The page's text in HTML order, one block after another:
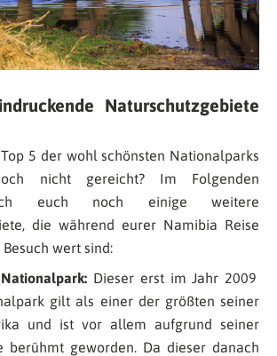
Naturschutzgebiete
5 der wohl schönsten Nationalparks
nicht gereicht? Im Folgenden
euch noch einige weitere
die während eurer Namibia Reise
wert sind:
Dieser erst im Jahr 2009
gilt als einer der größten seiner
und ist vor allem aufgrund seiner
berühmt geworden. Da dieser danach